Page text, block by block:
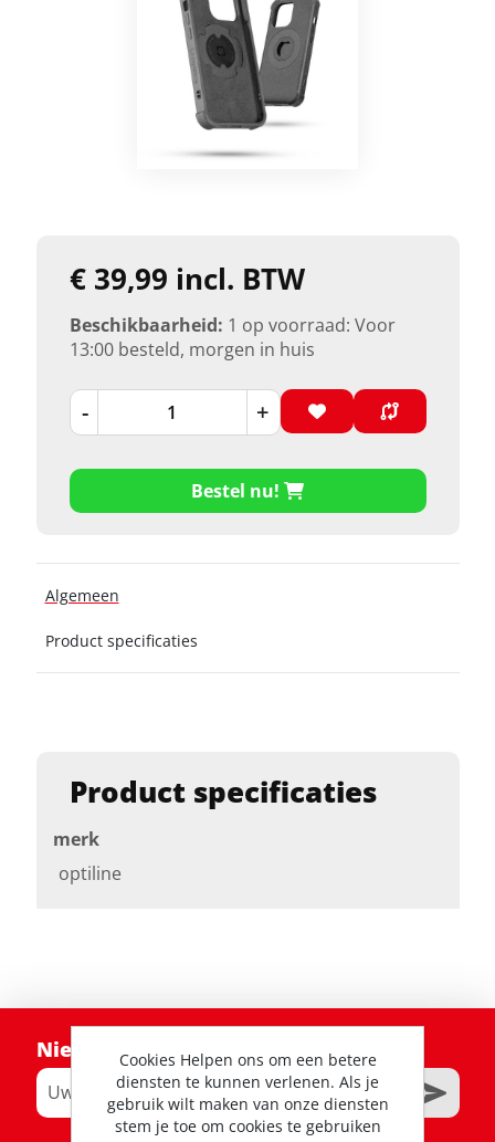
Product specificaties
merk
optiline
€ 39,99 incl. BTW
Beschikbaarheid: 1 op voorraad: Voor
13:00 besteld, morgen in huis
- +
Bestel nu!
Algemeen
Product specificaties
NieuwsbriefCookies Helpen ons om een betere
diensten te kunnen verlenen. Als je
gebruik wilt maken van onze diensten
stem je toe om cookies te gebruiken